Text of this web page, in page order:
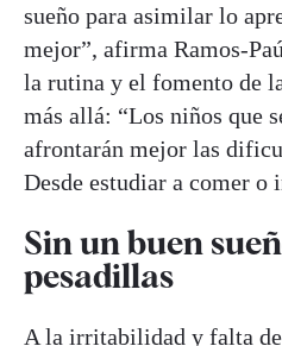
sueño para asimilar lo
mejor”, afirma Ramos-
la rutina y el fomento de
más allá: “Los niños que
afrontarán mejor las
Desde estudiar a comer o
Sin un buen
pesadillas
A la irritabilidad y falta